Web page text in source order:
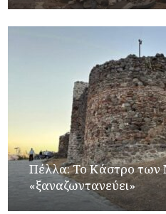
Πέλλα: Το Κάστρο των
«ξαναζωντανεύει»